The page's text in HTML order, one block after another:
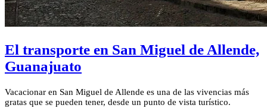
El transporte en San Miguel de Allende,
Guanajuato
Vacacionar en San Miguel de Allende es una de las vivencias más
gratas que se pueden tener, desde un punto de vista turístico.